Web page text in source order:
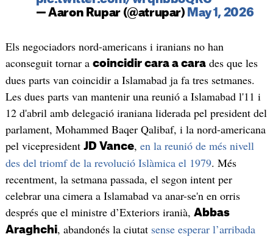
— Aaron Rupar (@atrupar) May 1, 2026
Els negociadors nord-americans i iranians no han
aconseguit tornar a coincidir cara a carades que les
dues parts van coincidir a Islamabad ja fa tres setmanes.
Les dues parts van mantenir una reunió a Islamabad l'11 i
12 d'abril amb delegació iraniana liderada pel president del
parlament, Mohammed Baqer Qalibaf, i la nord-americana
pel vicepresident JD Vance, en la reunió de més nivell
des del triomf de la revolució Islàmica el 1979. Més
recentment, la setmana passada, el segon intent per
celebrar una cimera a Islamabad va anar-se'n en orris
després que el ministre d’Exteriors iranià, Abbas
Araghchi, abandonés la ciutat sense esperar l’arribada